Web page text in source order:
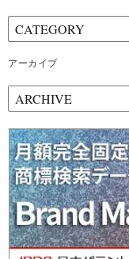
アーカイブ
ー
カ
イ
ブ